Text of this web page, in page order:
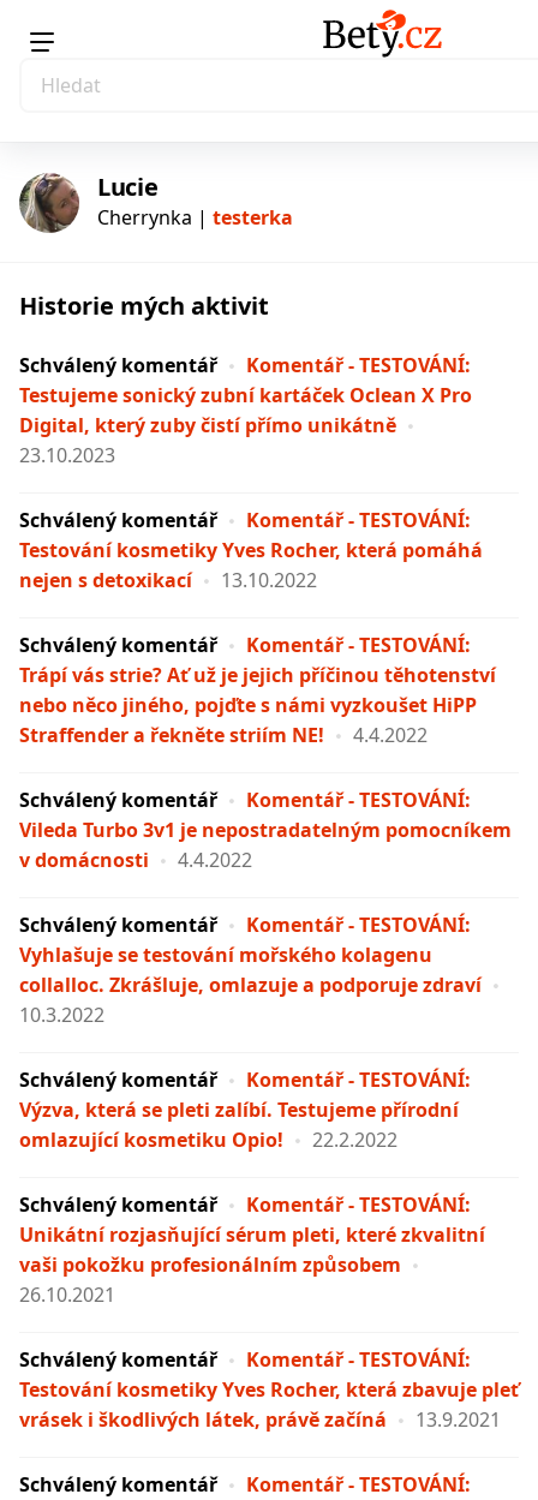
testerka
Lucie
Cherrynka | testerka
Historie mých aktivit
Schválený komentář
Komentář - TESTOVÁNÍ:
Testujeme sonický zubní kartáček Oclean X Pro
Digital, který zuby čistí přímo unikátně
23.10.2023
Schválený komentář
Komentář - TESTOVÁNÍ:
Testování kosmetiky Yves Rocher, která pomáhá
nejen s detoxikací
13.10.2022
Schválený komentář
Komentář - TESTOVÁNÍ:
Trápí vás strie? Ať už je jejich příčinou těhotenství
nebo něco jiného, pojďte s námi vyzkoušet HiPP
Straffender a řekněte striím NE!
4.4.2022
Schválený komentář
Komentář - TESTOVÁNÍ:
Vileda Turbo 3v1 je nepostradatelným pomocníkem
v domácnosti
4.4.2022
Schválený komentář
Komentář - TESTOVÁNÍ:
Vyhlašuje se testování mořského kolagenu
collalloc. Zkrášluje, omlazuje a podporuje zdraví
10.3.2022
Schválený komentář
Komentář - TESTOVÁNÍ:
Výzva, která se pleti zalíbí. Testujeme přírodní
omlazující kosmetiku Opio!
22.2.2022
Schválený komentář
Komentář - TESTOVÁNÍ:
Unikátní rozjasňující sérum pleti, které zkvalitní
vaši pokožku profesionálním způsobem
26.10.2021
Schválený komentář
Komentář - TESTOVÁNÍ:
Testování kosmetiky Yves Rocher, která zbavuje pleť
vrásek i škodlivých látek, právě začíná
13.9.2021
Schválený komentář
Komentář - TESTOVÁNÍ: